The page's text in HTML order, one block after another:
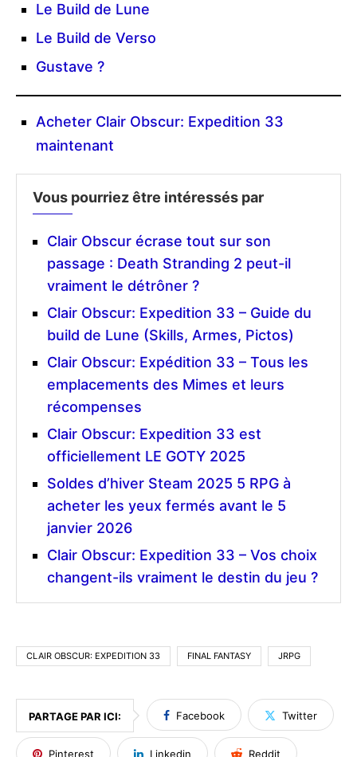
Le Build de Lune
Le Build de Verso
Gustave ?
Acheter Clair Obscur: Expedition 33
maintenant
Vous pourriez être intéressés par
Clair Obscur écrase tout sur son
passage : Death Stranding 2 peut-il
vraiment le détrôner ?
Clair Obscur: Expedition 33 – Guide du
build de Lune (Skills, Armes, Pictos)
Clair Obscur: Expédition 33 – Tous les
emplacements des Mimes et leurs
récompenses
Clair Obscur: Expedition 33 est
officiellement LE GOTY 2025
Soldes d’hiver Steam 2025 5 RPG à
acheter les yeux fermés avant le 5
janvier 2026
Clair Obscur: Expedition 33 – Vos choix
changent-ils vraiment le destin du jeu ?
CLAIR OBSCUR: EXPEDITION 33 FINAL FANTASY JRPG
PARTAGE PAR ICI: Facebook Twitter
Pinterest Linkedin Reddit